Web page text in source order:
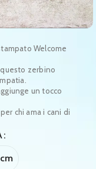
Welcome
zerbino
un tocco
chi ama i cani di